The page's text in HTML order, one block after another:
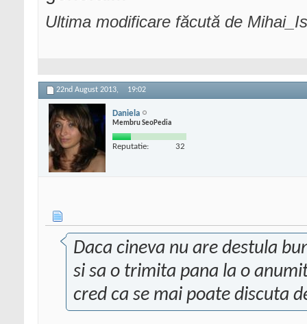
Ultima modificare făcută de
22nd August 2013, 19:02
Daniela
Membru SeoPedia
Reputatie: 32
Daca cineva nu are destula
si sa o trimita pana la o
cred ca se mai poate discuta